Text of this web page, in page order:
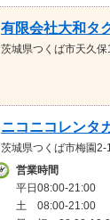
有限会社大和タ
茨城県つくば市天久
ニコニコレン
茨城県つくば市梅園2-
営業時間
平日08:00-21:00
土 08:00-21:00